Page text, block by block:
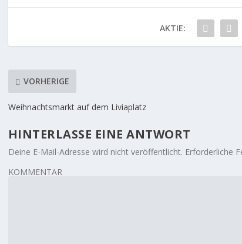
AKTIE:
VORHERIGE
Weihnachtsmarkt auf dem Liviaplatz
HINTERLASSE EINE ANTWORT
Deine E-Mail-Adresse wird nicht veröffentlicht. Erforderliche
KOMMENTAR